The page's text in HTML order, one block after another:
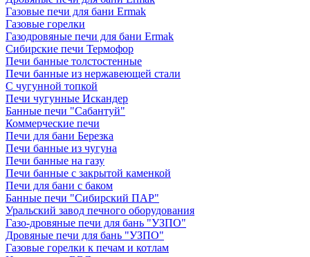
Газовые печи для бани Ermak
Газовые горелки
Газодровяные печи для бани Ermak
Сибирские печи Термофор
Печи банные толстостенные
Печи банные из нержавеющей стали
С чугунной топкой
Печи чугунные Искандер
Банные печи "Сабантуй"
Коммерческие печи
Печи для бани Березка
Печи банные из чугуна
Печи банные на газу
Печи банные с закрытой каменкой
Печи для бани с баком
Банные печи "Сибирский ПАР"
Уральский завод печного оборудования
Газо-дровяные печи для бань "УЗПО"
Дровяные печи для бань "УЗПО"
Газовые горелки к печам и котлам